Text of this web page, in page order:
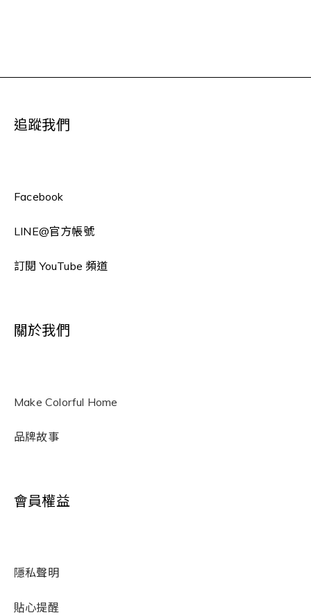
追蹤我們
Facebook
LINE@官方帳號
訂閱 YouTube 頻道
關於我們
Make Colorful Home
品牌故事
會員權益
隱私聲明
貼心提醒